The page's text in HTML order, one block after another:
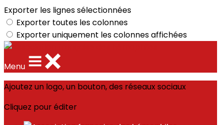
Exporter les lignes sélectionnées
Exporter toutes les colonnes
Exporter uniquement les colonnes affichées
Menu
Ajoutez un logo, un bouton, des réseaux sociaux
Cliquez pour éditer